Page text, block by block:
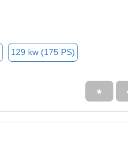
129 kw (175 PS)
★